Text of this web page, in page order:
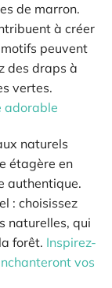
de marron.
à créer
peuvent
des draps à
vertes.
adorable
naturels
étagère en
authentique.
: choisissez
naturelles, qui
forêt. Inspirez-
vos